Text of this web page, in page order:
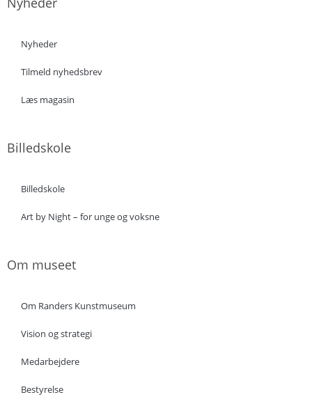
Nyheder
Tilmeld nyhedsbrev
Læs magasin
Billedskole
Billedskole
Art by Night – for unge og voksne
Om museet
Om Randers Kunstmuseum
Vision og strategi
Medarbejdere
Bestyrelse